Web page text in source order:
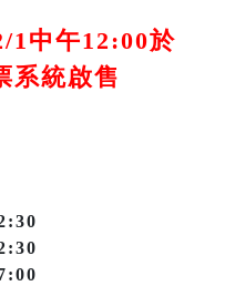
1中午12:00於
系統啟售